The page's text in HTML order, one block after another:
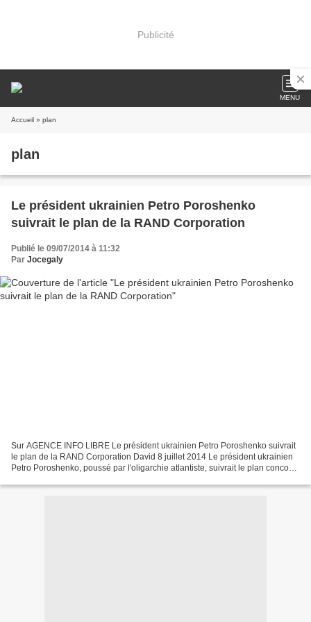
Publicité
MENU
Accueil » plan
plan
Le président ukrainien Petro Poroshenko
suivrait le plan de la RAND Corporation
Publié le 09/07/2014 à 11:32
Par Jocegaly
Sur AGENCE INFO LIBRE Le président ukrainien Petro Poroshenko suivrait
le plan de la RAND Corporation David 8 juillet 2014 Le président ukrainien
Petro Poroshenko, poussé par l'oligarchie atlantiste, suivrait le plan concocté